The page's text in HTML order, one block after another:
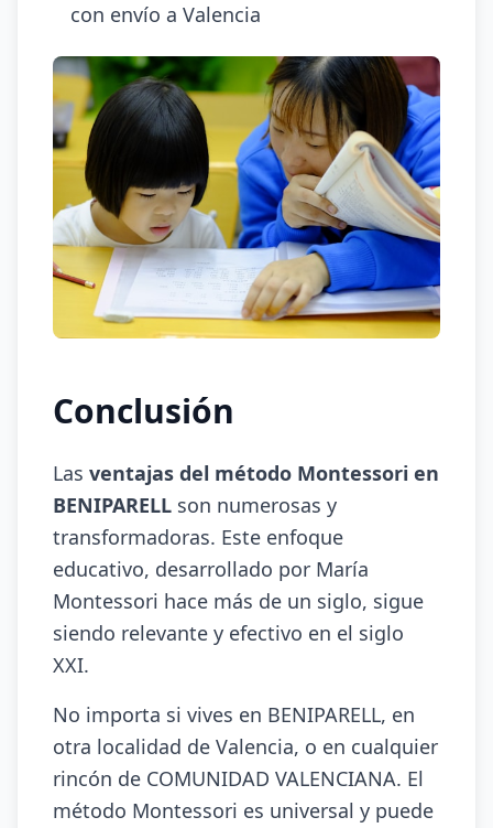
con envío a Valencia
Conclusión
Las ventajas del método Montessori en
BENIPARELL son numerosas y
transformadoras. Este enfoque
educativo, desarrollado por María
Montessori hace más de un siglo, sigue
siendo relevante y efectivo en el siglo
XXI.
No importa si vives en BENIPARELL, en
otra localidad de Valencia, o en cualquier
rincón de COMUNIDAD VALENCIANA. El
método Montessori es universal y puede